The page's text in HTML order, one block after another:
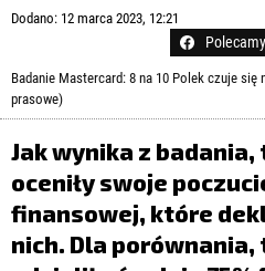
LIFESTYLE
OPINIE I KOMENTARZE
Dodano: 12 marca 2023, 12:21
Polecamy
Badanie Mastercard: 8 na 10 Polek czuje się
prasowe)
Jak wynika z
oceniły swoje
finansowej, które
nich. Dla